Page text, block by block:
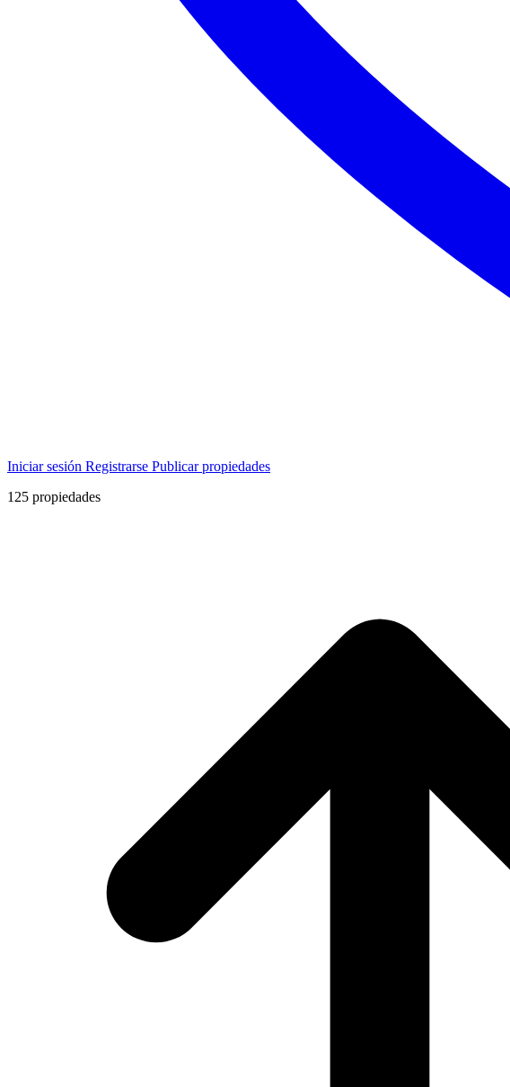
Iniciar sesión Registrarse Publicar propiedades
125 propiedades